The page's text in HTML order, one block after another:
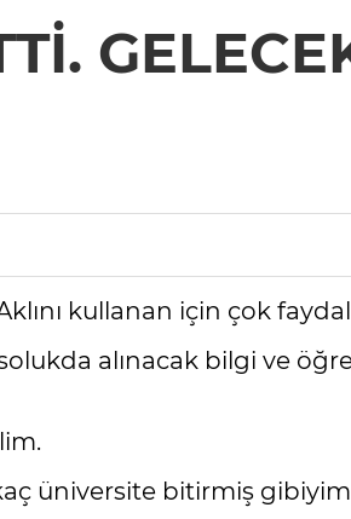
kullanan için çok
alınacak bilgi ve
üniversite bitirmiş